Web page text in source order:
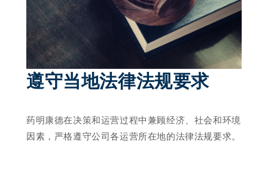
遵守当地法律法规要求
药明康德在决策和运营过程中兼顾经济、社会和环境
因素，严格遵守公司各运营所在地的法律法规要求。